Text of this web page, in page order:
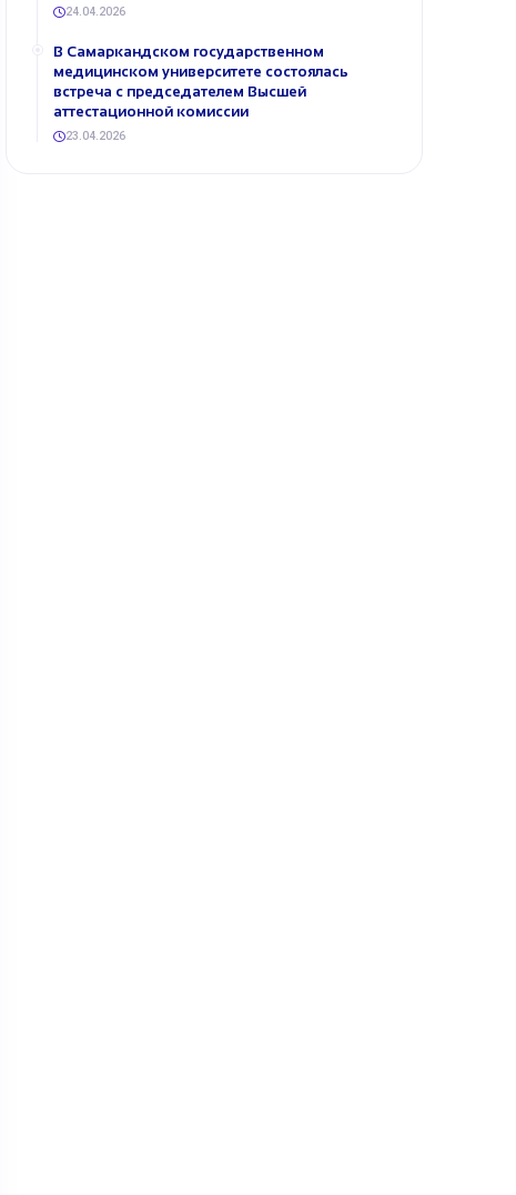
24.04.2026
В Самаркандском государственном
медицинском университете состоялась
встреча с председателем Высшей
аттестационной комиссии
23.04.2026